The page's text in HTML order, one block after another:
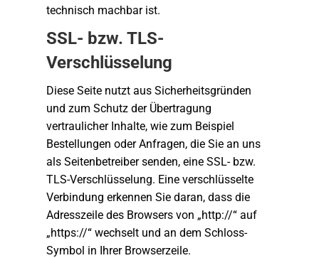
technisch machbar ist.
SSL- bzw. TLS-
Verschlüsselung
Diese Seite nutzt aus Sicherheitsgründen
und zum Schutz der Übertragung
vertraulicher Inhalte, wie zum Beispiel
Bestellungen oder Anfragen, die Sie an uns
als Seitenbetreiber senden, eine SSL- bzw.
TLS-Verschlüsselung. Eine verschlüsselte
Verbindung erkennen Sie daran, dass die
Adresszeile des Browsers von „http://“ auf
„https://“ wechselt und an dem Schloss-
Symbol in Ihrer Browserzeile.